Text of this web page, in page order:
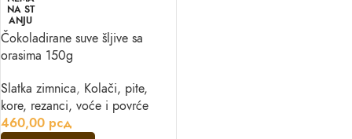
NA ST
ANJU
Čokoladirane suve šljive sa
orasima 150g
Slatka zimnica, Kolači, pite,
kore, rezanci, voće i povrće
460,00 рсд